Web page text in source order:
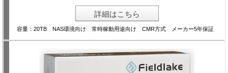
詳細はこちら
容量：20TB NAS環境向け 常時稼動用途向け CMR方式 メーカー5年保証